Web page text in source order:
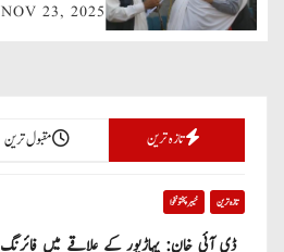
t
n
شامل
NOV 23, 2025
تازہ ترین مقبول ترین
تازہ ترین خیبر پختونخوا
ڈی آئی خان: پہاڑپور کے علاقے میں فائرنگ